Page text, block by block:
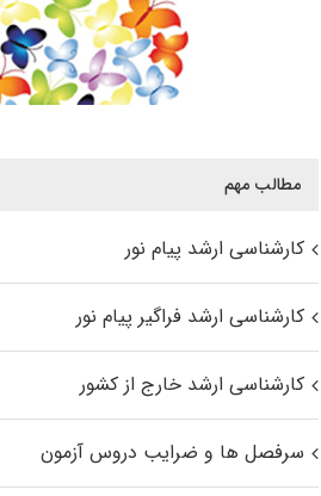
مطالب مهم
کارشناسی ارشد پیام نور
کارشناسی ارشد فراگیر پیام نور
کارشناسی ارشد خارج از کشور
سرفصل ها و ضرایب دروس آزمون